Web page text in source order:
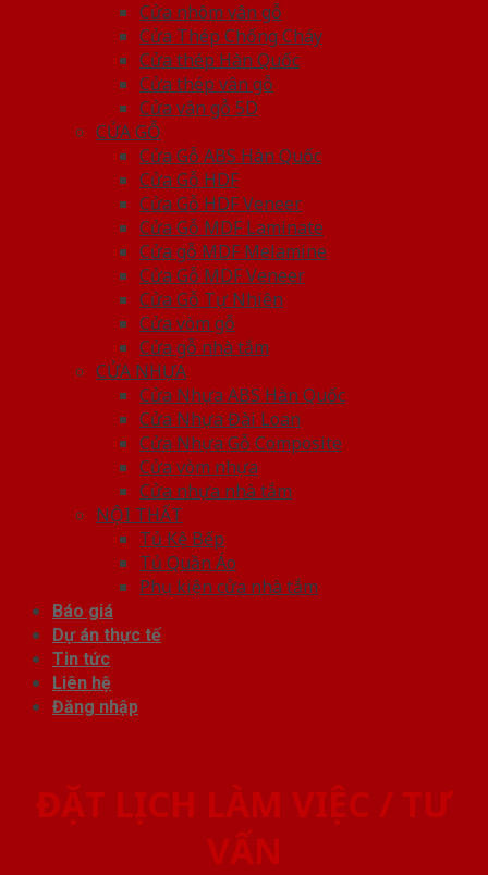
Cửa nhôm vân gỗ
Cửa Thép Chống Cháy
Cửa thép Hàn Quốc
Cửa thép vân gỗ
Cửa vân gỗ 5D
CỬA GỖ
Cửa Gỗ ABS Hàn Quốc
Cửa Gỗ HDF
Cửa Gỗ HDF Veneer
Cửa Gỗ MDF Laminate
Cửa gỗ MDF Melamine
Cửa Gỗ MDF Veneer
Cửa Gỗ Tự Nhiên
Cửa vòm gỗ
Cửa gỗ nhà tắm
CỬA NHỰA
Cửa Nhựa ABS Hàn Quốc
Cửa Nhựa Đài Loan
Cửa Nhựa Gỗ Composite
Cửa vòm nhựa
Cửa nhựa nhà tắm
NỘI THẤT
Tủ Kệ Bếp
Tủ Quần Áo
Phụ kiện cửa nhà tắm
Báo giá
Dự án thực tế
Tin tức
Liên hệ
Đăng nhập
ĐẶT LỊCH LÀM VIỆC / TƯ
VẤN